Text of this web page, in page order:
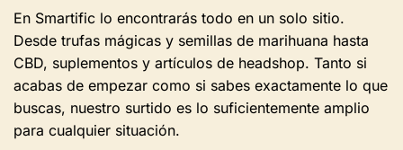
En Smartific lo encontrarás todo en un solo sitio.
Desde trufas mágicas y semillas de marihuana hasta
CBD, suplementos y artículos de headshop. Tanto si
acabas de empezar como si sabes exactamente lo que
buscas, nuestro surtido es lo suficientemente amplio
para cualquier situación.